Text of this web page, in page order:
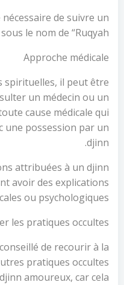
de suivre un
le nom de “Ruqyah”.
Approche médicale
spirituelles, il peut être
un médecin ou un
cause médicale qui
une possession par un
djinn.
attribuées à un djinn
avoir des explications
ou psychologiques.
les pratiques occultes
de recourir à la
pratiques occultes
amoureux, car cela